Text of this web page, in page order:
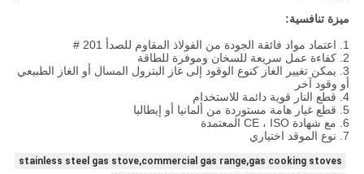
ميزة تنافسية:
1. اعتماد مواد فائقة الجودة من الفولاذ المقاوم للصدأ 201 #
2. كفاءة عمل سريعة للسخان وموفرة للطاقة
3. يمكن تغيير الغاز كنوع الوقود إلى غاز البترول المسال أو الغاز الطبيعي
أو وقود آخر
4. قطع النار قوية دائمة للاستخدام
5. قطع غيار هامة مستوردة من ألمانيا أو إيطاليا
6. مع شهادة CE ، ISO المعتمدة
7. نوع الموقد اختياري
stainless steel gas stove,commercial gas range,gas cooking stoves